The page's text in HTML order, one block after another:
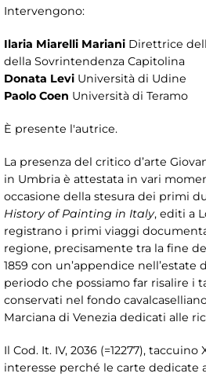
Intervengono:
Ilaria Miarelli Mariani Direttrice
della Sovrintendenza Capitolina
Donata Levi Università di Udine
Paolo Coen Università di Teramo
È presente l'autrice.
La presenza del critico d’arte
in Umbria è attestata in vari
occasione della stesura dei primi
History of Painting in Italy, editi a
registrano i primi viaggi
regione, precisamente tra la fine
1859 con un’appendice nell’estate
periodo che possiamo far risalire i
conservati nel fondo
Marciana di Venezia dedicati alle
Il Cod. It. IV, 2036 (=12277),
interesse perché le carte dedicate